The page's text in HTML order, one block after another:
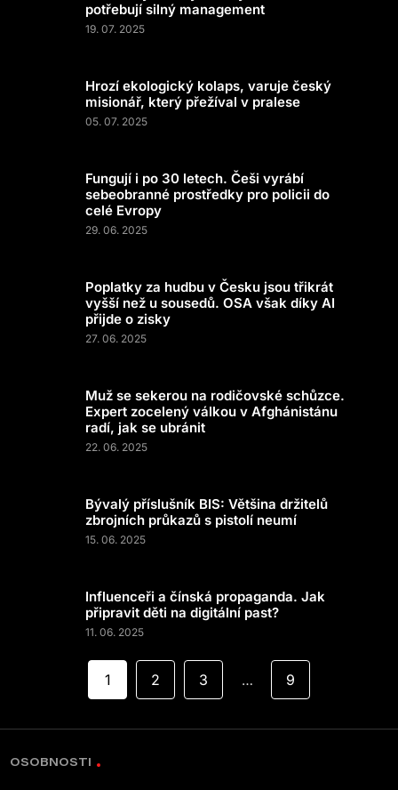
potřebují silný management
19. 07. 2025
Hrozí ekologický kolaps, varuje český
misionář, který přežíval v pralese
05. 07. 2025
Fungují i po 30 letech. Češi vyrábí
sebeobranné prostředky pro policii do
celé Evropy
29. 06. 2025
Poplatky za hudbu v Česku jsou třikrát
vyšší než u sousedů. OSA však díky AI
přijde o zisky
27. 06. 2025
Muž se sekerou na rodičovské schůzce.
Expert zocelený válkou v Afghánistánu
radí, jak se ubránit
22. 06. 2025
Bývalý příslušník BIS: Většina držitelů
zbrojních průkazů s pistolí neumí
15. 06. 2025
Influenceři a čínská propaganda. Jak
připravit děti na digitální past?
11. 06. 2025
1 2 3 … 9
OSOBNOSTI